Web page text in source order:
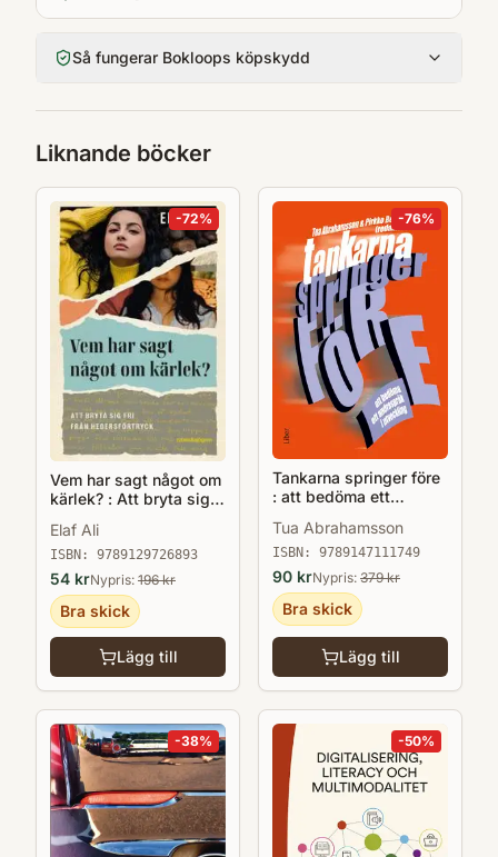
Så fungerar Bokloops köpskydd
Liknande böcker
-72%
Vem har sagt något om
kärlek? : Att bryta sig
Elaf Ali
ISBN: 9789129726893
54 krNypris: 196kr
Bra skick
Lägg till
-76%
Tankarna springer före
: att bedöma ett
Tua Abrahamsson
ISBN: 9789147111749
90 krNypris: 379kr
Bra skick
Lägg till
-38% -50%